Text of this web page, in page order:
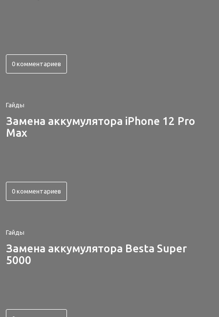
0 комментариев
Гайды
Замена аккумулятора iPhone 12 Pro
Max
0 комментариев
Гайды
Замена аккумулятора Besta Super
5000